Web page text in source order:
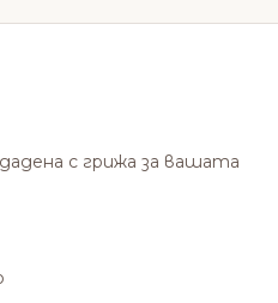
с грижа за вашата